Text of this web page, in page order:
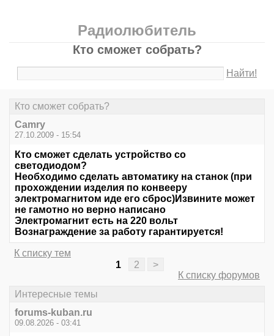
Радиолюбитель
Кто сможет собрать?
Найти!
Кто сможет собрать?
Camry
27.10.2009 - 15:54
Кто сможет сделать устройство со
светодиодом?
Необходимо сделать автоматику на станок (при
прохождении изделия по конвееру
электромагнитом иде его сброс)Извините может
не гамотно но верно написано
Электромагнит есть на 220 вольт
Вознаграждение за работу гарантируется!
К списку тем
1
2
>
К списку форумов
Интересные темы
forums-kuban.ru
09.08.2026 - 03:41